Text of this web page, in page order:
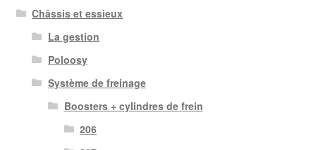
Châssis et essieux
La gestion
Poloosy
Système de freinage
Boosters + cylindres de frein
206